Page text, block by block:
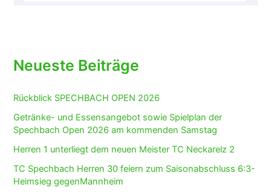
Neueste Beiträge
Rückblick SPECHBACH OPEN 2026
Getränke- und Essensangebot sowie Spielplan der
Spechbach Open 2026 am kommenden Samstag
Herren 1 unterliegt dem neuen Meister TC Neckarelz 2
TC Spechbach Herren 30 feiern zum Saisonabschluss 6:3-
Heimsieg gegenMannheim